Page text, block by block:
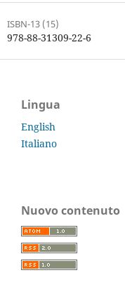
ISBN-13 (15)
978-88-31309-22-6
Lingua
English
Italiano
Nuovo contenuto